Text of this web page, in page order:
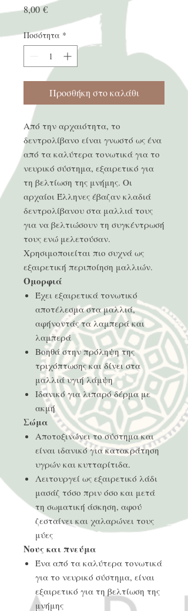
8,00 €Τιμή
Ποσότητα *
Προσθήκη στο καλάθι
Από την αρχαιότητα, το
δεντρολίβανο είναι γνωστό ως ένα
από τα καλύτερα τονωτικά για το
νευρικό σύστημα, εξαιρετικό για
τη βελτίωση της μνήμης. Οι
αρχαίοι Έλληνες έβαζαν κλαδιά
δεντρολίβανου στα μαλλιά τους
για να βελτιώσουν τη συγκέντρωσή
τους ενώ μελετούσαν.
Χρησιμοποιείται πιο συχνά ως
εξαιρετική περιποίηση μαλλιών.
Ομορφιά
Έχει εξαιρετικά τονωτικό
αποτέλεσμα στα μαλλιά,
αφήνοντάς τα λαμπερά και
λαμπερά
Βοηθά στην πρόληψη της
τριχόπτωσης και δίνει στα
μαλλιά υγιή λάμψη
Ιδανικό για λιπαρό δέρμα με
ακμή
Σώμα
Αποτοξινώνει το σύστημα και
είναι ιδανικό για κατακράτηση
υγρών και κυτταρίτιδα.
Λειτουργεί ως εξαιρετικό λάδι
μασάζ τόσο πριν όσο και μετά
τη σωματική άσκηση, αφού
ζεσταίνει και χαλαρώνει τους
μύες
Νους και πνεύμα
Ένα από τα καλύτερα τονωτικά
για το νευρικό σύστημα, είναι
εξαιρετικό για τη βελτίωση της
μνήμης